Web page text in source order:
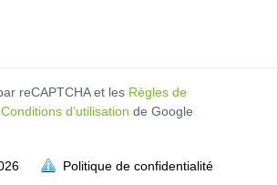
pleine.
pleine.
pleine.
pleine.
pleine.
pleine.
pleine.
pleine.
pleine.
pleine.
reCAPTCHA et les Règles de
Conditions d’utilisation de Google
Politique de confidentialité